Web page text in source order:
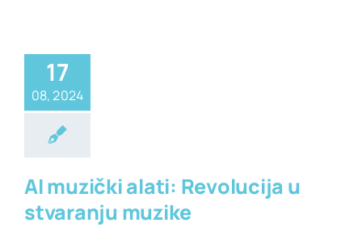
17
08, 2024
muzički alati
AI muzički alati: Revolucija u
stvaranju muzike